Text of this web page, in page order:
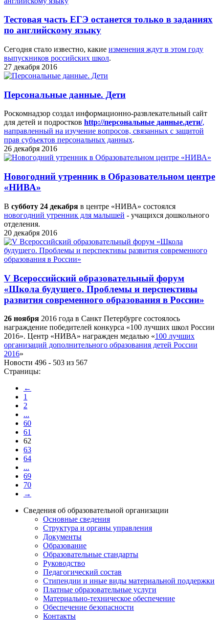
Тестовая часть ЕГЭ останется только в заданиях
по английскому языку
Сегодня стало известно, какие изменения ждут в этом году
выпускников российских школ.
27 декабря 2016
Персональные данные. Дети
Роскомнадзор создал информационно-развлекательный сайт
для детей и подростков http://персональные данные.дети/,
направленный на изучение вопросов, связанных с защитой
прав субъектов персональных данных.
26 декабря 2016
Новогодний утренник в Образовательном центре
«НИВА»
В субботу 24 декабря в центре «НИВА» состоялся
новогодний утренник для малышей - учащихся дошкольного
отделения.
20 декабря 2016
V Всероссийский образовательный форум
«Школа будущего. Проблемы и перспективы
развития современного образования в России»
26 ноября 2016 года в Санкт Петербурге состоялось
награждение победителей конкурса «100 лучших школ России
2016». Центр «НИВА» награжден медалью «100 лучших
организаций дополнительного образования детей России
2016»
Новости 496 - 503 из 567
Страницы:
←
1
2
...
60
61
62
63
64
...
69
70
→
Сведения об образовательной организации
Основные сведения
Структура и органы управления
Документы
Образование
Образовательные стандарты
Руководство
Педагогический состав
Стипендии и иные виды материальной поддержки
Платные образовательные услуги
Материально-техническое обеспечение
Обеспечение безопасности
Контакты